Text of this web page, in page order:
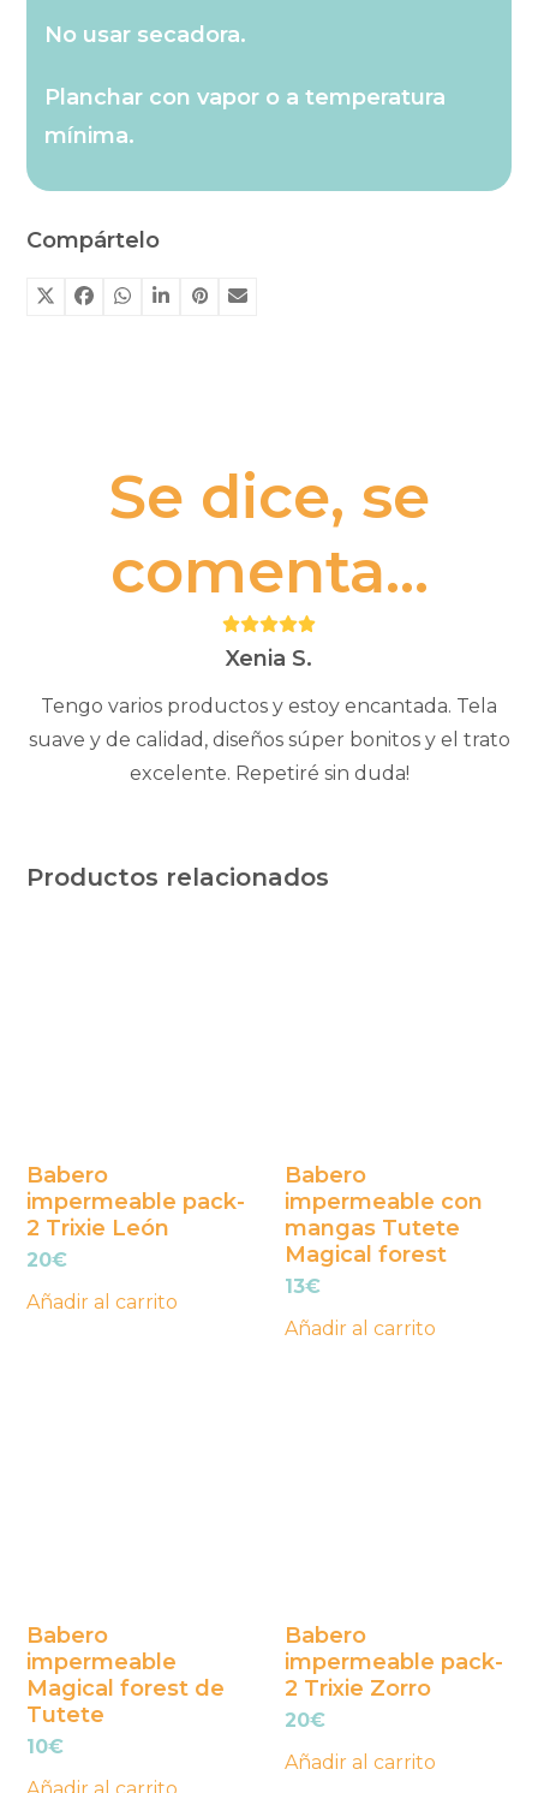
No usar secadora.
Planchar con vapor o a temperatura
mínima.
Compártelo
Se dice, se
comenta...
Puntuación:
5Xenia S.
Tengo varios productos y estoy encantada. Tela
suave y de calidad, diseños súper bonitos y el trato
excelente. Repetiré sin duda!
Productos relacionados
Babero
impermeable pack-
2 Trixie León
20€
Añadir al carrito
Babero
impermeable con
mangas Tutete
Magical forest
13€
Añadir al carrito
Babero
impermeable
Magical forest de
Tutete
10€
Añadir al carrito
Babero
impermeable pack-
2 Trixie Zorro
20€
Añadir al carrito